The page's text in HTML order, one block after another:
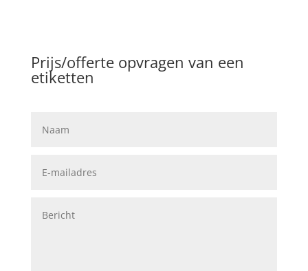
Prijs/offerte opvragen van een
etiketten